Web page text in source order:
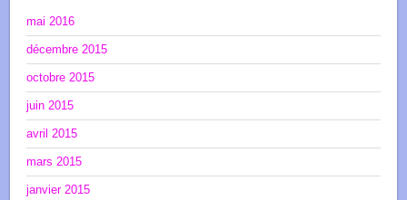
mai 2016
décembre 2015
octobre 2015
juin 2015
avril 2015
mars 2015
janvier 2015